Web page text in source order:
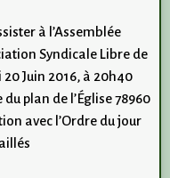
à l’Assemblée
Syndicale Libre de
Juin 2016, à 20h40
plan de l’Église 78960
avec l’Ordre du jour